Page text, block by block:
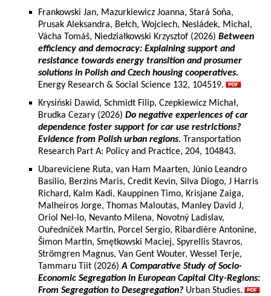
Frankowski Jan, Mazurkiewicz Joanna, Stará Soňa,
Prusak Aleksandra, Bełch, Wojciech, Nesládek, Michal,
Vácha Tomáš, Niedziałkowski Krzysztof (2026) Between
efficiency and democracy: Explaining support and
resistance towards energy transition and prosumer
solutions in Polish and Czech housing cooperatives.
Energy Research & Social Science 132, 104519.
Krysiński Dawid, Schmidt Filip, Czepkiewicz Michał,
Brudka Cezary (2026) Do negative experiences of car
dependence foster support for car use restrictions?
Evidence from Polish urban regions. Transportation
Research Part A: Policy and Practice, 204, 104843.
Ubareviciene Ruta, van Ham Maarten, Júnio Leandro
Basílio, Berzins Maris, Credit Kevin, Silva Diogo, J Harris
Richard, Kalm Kadi, Kauppinen Timo, Krisjane Zaiga,
Malheiros Jorge, Thomas Maloutas, Manley David J,
Oriol Nel-lo, Nevanto Milena, Novotný Ladislav,
Ouředníček Martin, Porcel Sergio, Ribardière Antonine,
Šimon Martin, Smętkowski Maciej, Spyrellis Stavros,
Strömgren Magnus, Van Gent Wouter, Wessel Terje,
Tammaru Tiit (2026)A Comparative Study of Socio-
Economic Segregation in European Capital City-Regions:
From Segregation to Desegregation? Urban Studies.